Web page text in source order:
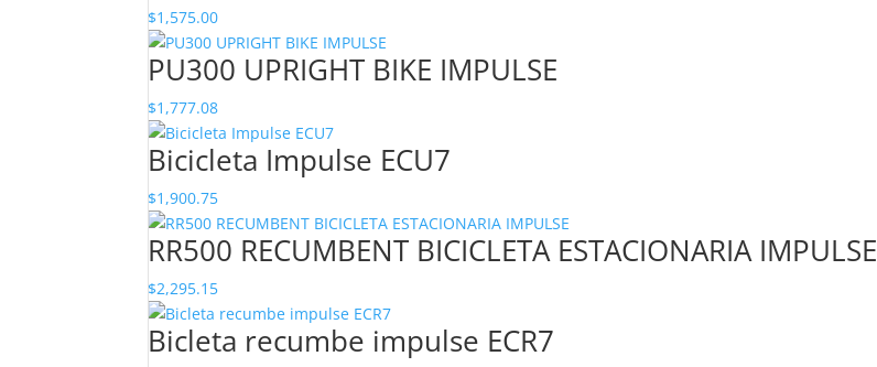
$1,575.00
PU300 UPRIGHT BIKE IMPULSE
$1,777.08
Bicicleta Impulse ECU7
$1,900.75
RR500 RECUMBENT BICICLETA ESTACIONARIA IMPULSE
$2,295.15
Bicleta recumbe impulse ECR7